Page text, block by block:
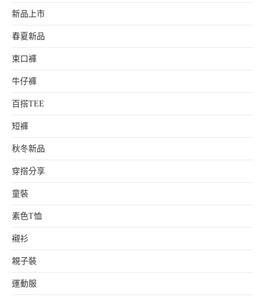
新品上市
春夏新品
束口褲
牛仔褲
百搭TEE
短褲
秋冬新品
穿搭分享
童裝
素色T恤
襯衫
親子裝
運動服